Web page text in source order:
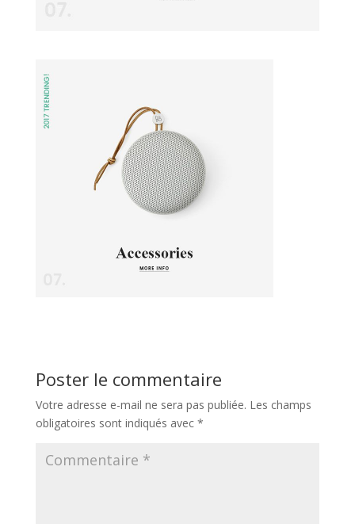
Poster le commentaire
Votre adresse e-mail ne sera pas publiée. Les champs
obligatoires sont indiqués avec *